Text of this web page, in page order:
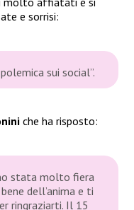
e sorrisi:
sui social”.
che ha risposto:
stata molto fiera
dell’anima e ti
ringraziarti. Il 15